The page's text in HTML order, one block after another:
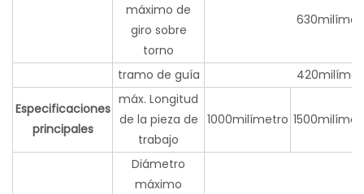
máximo de
giro sobre
torno
tramo de guía
Especificaciones
principales
máx. Longitud
de la pieza de
trabajo
1000milímetro
Diámetro
máximo